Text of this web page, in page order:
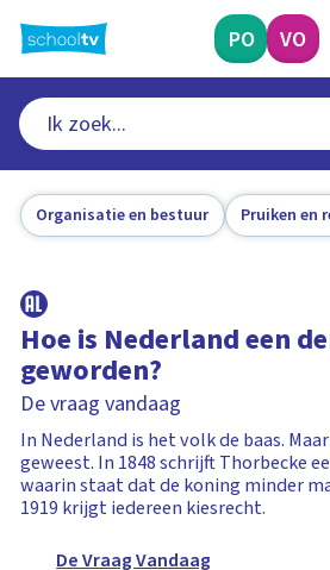
naar
hoofdinhoud
PO VO
Organisatie en bestuur Pruiken en
Hoe is Nederland een
geworden?
De vraag vandaag
In Nederland is het volk de baas.
geweest. In 1848 schrijft Thorbecke
waarin staat dat de koning minder
1919 krijgt iedereen kiesrecht.
De Vraag Vandaag